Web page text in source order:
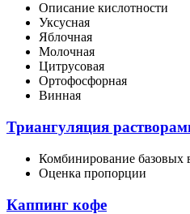
Описание кислотности
Уксусная
Яблочная
Молочная
Цитрусовая
Ортофосфорная
Винная
Триангуляция
Комбинирование базовых
Оценка пропорции
Каппинг кофе